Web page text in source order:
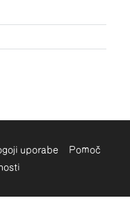
uporabe
Pomoč